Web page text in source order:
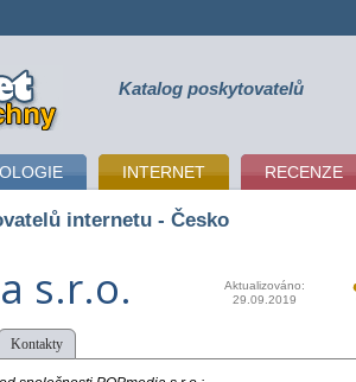
Katalog poskytovatelů
INTERNET RECENZE
internetu - Česko
s.r.o.
Aktualizováno:
29.09.2019
Kontakty